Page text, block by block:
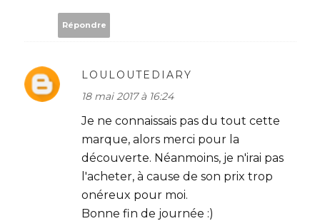
Répondre
LOULOUTEDIARY
18 mai 2017 à 16:24
Je ne connaissais pas du tout cette
marque, alors merci pour la
découverte. Néanmoins, je n'irai pas
l'acheter, à cause de son prix trop
onéreux pour moi.
Bonne fin de journée :)